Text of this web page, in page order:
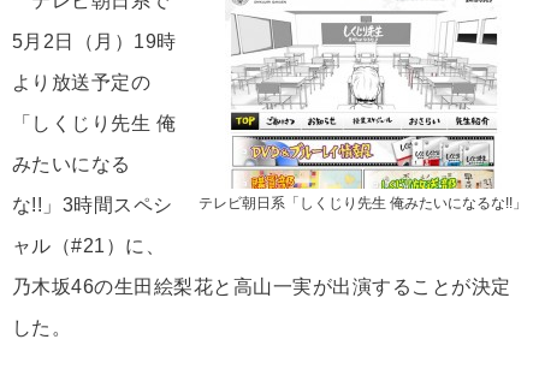
テレビ朝日系「しくじり先生 俺みたいになるな!!」
5月2日（月）19時
より放送予定の
「しくじり先生 俺
みたいになる
な!!」3時間スペシ
ャル（#21）に、
乃木坂46の生田絵梨花と高山一実が出演することが決定
した。